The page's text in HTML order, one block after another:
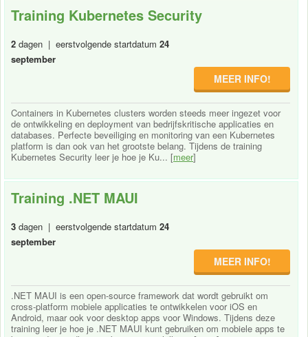
Training Kubernetes Security
2 dagen | eerstvolgende startdatum 24
september
MEER INFO!
Containers in Kubernetes clusters worden steeds meer ingezet voor
de ontwikkeling en deployment van bedrijfskritische applicaties en
databases. Perfecte beveiliging en monitoring van een Kubernetes
platform is dan ook van het grootste belang. Tijdens de training
Kubernetes Security leer je hoe je Ku... [meer]
Training .NET MAUI
3 dagen | eerstvolgende startdatum 24
september
MEER INFO!
.NET MAUI is een open-source framework dat wordt gebruikt om
cross-platform mobiele applicaties te ontwikkelen voor iOS en
Android, maar ook voor desktop apps voor Windows. Tijdens deze
training leer je hoe je .NET MAUI kunt gebruiken om mobiele apps te